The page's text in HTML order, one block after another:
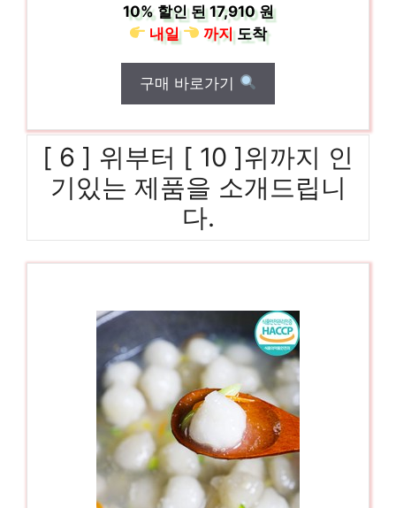
10%할인 된17,910 원
내일
까지도착
구매 바로가기
[ 6 ] 위부터 [ 10 ]위까지 인
기있는 제품을 소개드립니
다.